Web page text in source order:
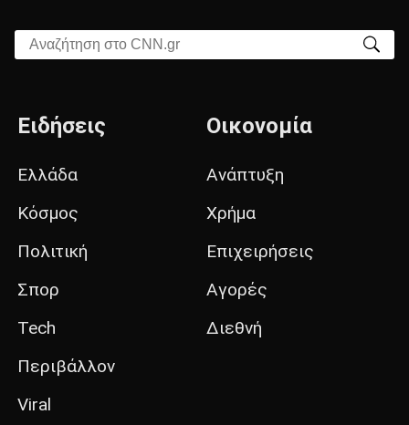
Αναζήτηση στο CNN.gr
Ειδήσεις
Ελλάδα
Κόσμος
Πολιτική
Σπορ
Tech
Περιβάλλον
Viral
Οικονομία
Ανάπτυξη
Χρήμα
Επιχειρήσεις
Αγορές
Διεθνή